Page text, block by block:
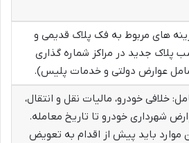
های مربوط به فک پلاک قدیمی و
پلاک جدید در مراکز شماره گذاری
عوارض دولتی و خدمات پلیس).
خلافی خودرو، مالیات نقل و انتقال،
شهرداری خودرو تا تاریخ معامله.
موارد باید پیش از اقدام به تعویض